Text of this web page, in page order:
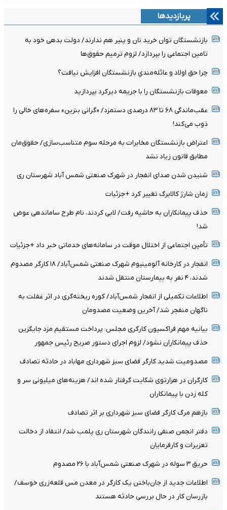
پربازدیدها
بازنشستگان توان خرید نان و پنیر هم ندارند/ دولت بدهی خود به
تامین اجتماعی را بپردازد/ لزوم ترمیم حقوق‌ها
چرا حق اولاد و عائله‌مندیِ بازنشستگان افزایش نیافت؟
معوقات بازنشستگان را با جریمه دیرکرد بپردازید
عقب‌ماندگی ۶۸ تا ۸۳ درصدی دستمزد/ «گرانی بنزین» سفره‌های خالی را
ذوب می‌کند!
اعتراض بازنشستگان مخابرات به مرحله سوم متناسب‌سازی/ حقوق‌مان
مطابق قانون زیاد نشد
شنیدن شدن صدای انفجار در شهرک صنعتی شمس آباد شهرستان ری
زمان شارژ کالابرگ تغییر کرد +جزئیات
حذف پیمانکاران به حاشیه رفت/ لابی کردند، نام طرح ساماندهی عوض
شد!
تأمین اجتماعی از اختلال موقت در سامانه‌های خدماتی خبر داد +جزئیات
انفجار در کارخانه آلومینیوم شهرک صنعتی شمس‌آباد/ ۱۸ کارگر مصدوم
شدند، ۴ نفر به بیمارستان منتقل شدند
اطلاعات تکمیلی از انفجار شمس‌آباد/ کوره ریخته‌گری در اثر غفلت به
ناگهان منفجر شد/ آخرین وضعیت مصدومان
بیانیه مهم فراکسیون کارگری مجلس: پرداخت مستقیم مزد جایگزین
حذف پیمانکاران نشود/ لزوم اجرای دستور صریح رئیس جمهور
مصدومیت شدید کارگر فضای سبز شهرداری مهاباد در حادثه تصادف
کارگران در هزارتوی شکایت گرفتار شده اند/ هزینه‌های میلیونی سر و
کله زدن با پیمانکاران
بازهم مرگ کارگر فضای سبز شهرداری بر اثر تصادف
دفتر انجمن صنفی رانندگان شهرستان ری پلمب شد/ انتقاد از دخالت
تعزیرات و کارفرمایان
حریق ۳ سوله در شهرک صنعتی شمس‌آباد با ۲۶ مصدوم
اطلاعات جدید از جان‌باختن یک کارگر در معدن مس قلعه‌زری خوسف/
بازرسان کار در حال بررسی حادثه هستند